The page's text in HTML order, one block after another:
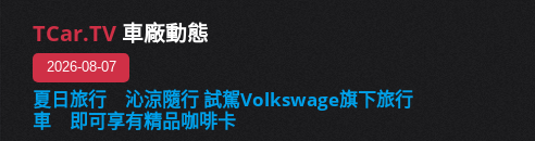
TCar.TV 車廠動態
2026-08-07
夏日旅行 沁涼隨行 試駕Volkswage旗下旅行
車 即可享有精品咖啡卡